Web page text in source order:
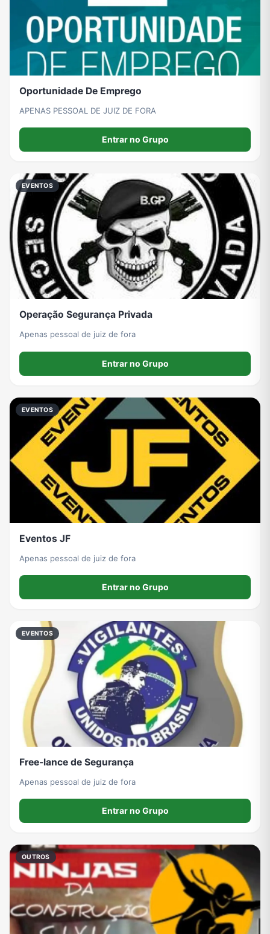
Oportunidade De Emprego
APENAS PESSOAL DE JUIZ DE FORA
Entrar no Grupo
EVENTOS
Operação Segurança Privada
Apenas pessoal de juiz de fora
Entrar no Grupo
EVENTOS
Eventos JF
Apenas pessoal de juiz de fora
Entrar no Grupo
EVENTOS
Free-lance de Segurança
Apenas pessoal de juiz de fora
Entrar no Grupo
OUTROS